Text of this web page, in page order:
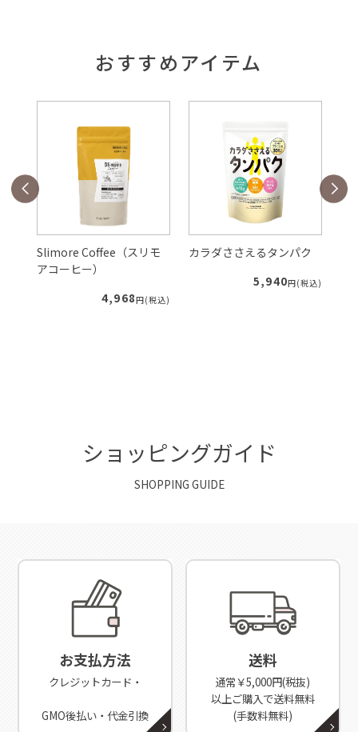
おすすめアイテム
Slimore Coffee（スリモ
アコーヒー）
4,968円(税込)
カラダささえるタンパク
5,940円(税込)
ショッピングガイド
SHOPPING GUIDE
お支払方法
クレジットカード・
GMO後払い・代金引換
送料
通常￥5,000円(税抜)
以上ご購入で送料無料
(手数料無料)